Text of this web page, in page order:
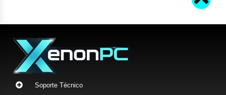
Soporte Técnico